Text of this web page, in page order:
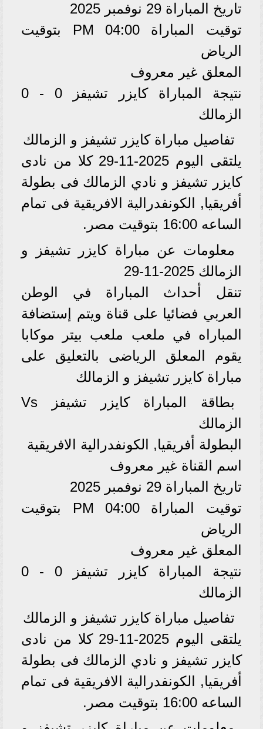
تاريخ المباراة 29 نوفمبر 2025
توقيت المباراة 04:00 PM بتوقيت
الرياض
المعلق غير معروف
نتيجة المباراة كايزر تشيفز 0 - 0
الزمالك
تفاصيل مباراة كايزر تشيفز و الزمالك
يلتقى اليوم 2025-11-29 كلا من نادى
كايزر تشيفز و نادي الزمالك فى بطولة
أفريقيا, الكونفدرالية الافريقية فى تمام
الساعه 16:00 بتوقيت مصر.
معلومات عن مباراة كايزر تشيفز و
الزمالك 2025-11-29
تنقل أحداث المباراة في الوطن
العربي فضائيا على قناة ويتم إستضافة
المباراه في ملعب ملعب بيتر موكابا
يقوم المعلق الرياضى بالتعليق على
مباراة كايزر تشيفز و الزمالك
بطاقة المباراة كايزر تشيفز Vs
الزمالك
البطولة أفريقيا, الكونفدرالية الافريقية
اسم القناة غير معروف
تاريخ المباراة 29 نوفمبر 2025
توقيت المباراة 04:00 PM بتوقيت
الرياض
المعلق غير معروف
نتيجة المباراة كايزر تشيفز 0 - 0
الزمالك
تفاصيل مباراة كايزر تشيفز و الزمالك
يلتقى اليوم 2025-11-29 كلا من نادى
كايزر تشيفز و نادي الزمالك فى بطولة
أفريقيا, الكونفدرالية الافريقية فى تمام
الساعه 16:00 بتوقيت مصر.